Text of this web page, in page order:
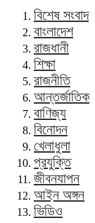
বিশেষ সংবাদ
বাংলাদেশ
রাজধানী
শিক্ষা
রাজনীতি
আন্তর্জাতিক
বাণিজ্য
বিনোদন
খেলাধুলা
প্রযুক্তি
জীবনযাপন
আইন অঙ্গন
ভিডিও